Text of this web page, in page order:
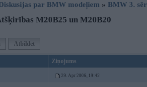
par BMW modeļiem » BMW 3.
M20B25 un M20B20
Atbildēt
Ziņojums
29. Apr 2006, 19:42